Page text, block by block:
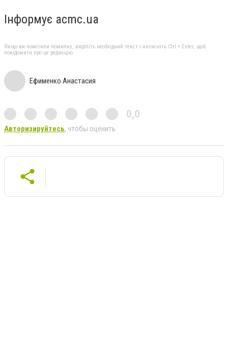
Інформує acmc.ua
Якщо ви помітили помилку, виділіть необхідний текст і натисніть Ctrl + Enter, щоб
повідомити про це редакцію
Ефименко Анастасия
0,0
Авторизируйтесь, чтобы оценить